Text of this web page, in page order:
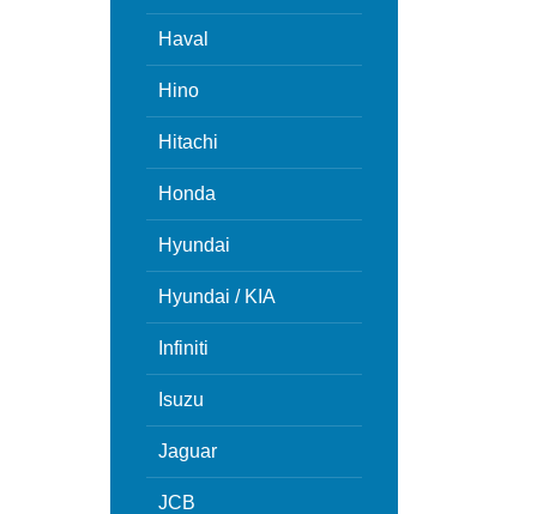
Haval
Hino
Hitachi
Honda
Hyundai
Hyundai / KIA
Infiniti
Isuzu
Jaguar
JCB